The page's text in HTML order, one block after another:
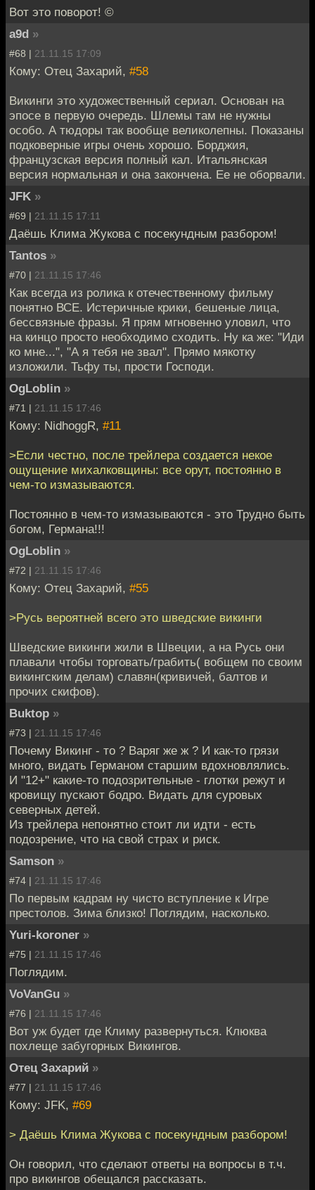
Вот это поворот! ©
a9d »
#68 | 21.11.15 17:09
Кому: Отец Захарий, #58
Викинги это художественный сериал. Основан на
эпосе в первую очередь. Шлемы там не нужны
особо. А тюдоры так вообще великолепны. Показаны
подковерные игры очень хорошо. Борджия,
французская версия полный кал. Итальянская
версия нормальная и она закончена. Ее не оборвали.
JFK »
#69 | 21.11.15 17:11
Даёшь Клима Жукова с посекундным разбором!
Tantos »
#70 | 21.11.15 17:46
Как всегда из ролика к отечественному фильму
понятно ВСЕ. Истеричные крики, бешеные лица,
бессвязные фразы. Я прям мгновенно уловил, что
на кинцо просто необходимо сходить. Ну ка же: "Иди
ко мне...", "А я тебя не звал". Прямо мякотку
изложили. Тьфу ты, прости Господи.
OgLoblin »
#71 | 21.11.15 17:46
Кому: NidhoggR, #11
>Если честно, после трейлера создается некое
ощущение михалковщины: все орут, постоянно в
чем-то измазываются.
Постоянно в чем-то измазываются - это Трудно быть
богом, Германа!!!
OgLoblin »
#72 | 21.11.15 17:46
Кому: Отец Захарий, #55
>Русь вероятней всего это шведские викинги
Шведские викинги жили в Швеции, а на Русь они
плавали чтобы торговать/грабить( вобщем по своим
викингским делам) славян(кривичей, балтов и
прочих скифов).
Buktop »
#73 | 21.11.15 17:46
Почему Викинг - то ? Варяг же ж ? И как-то грязи
много, видать Германом старшим вдохновлялись.
И "12+" какие-то подозрительные - глотки режут и
кровищу пускают бодро. Видать для суровых
северных детей.
Из трейлера непонятно стоит ли идти - есть
подозрение, что на свой страх и риск.
Samson »
#74 | 21.11.15 17:46
По первым кадрам ну чисто вступление к Игре
престолов. Зима близко! Поглядим, насколько.
Yuri-koroner »
#75 | 21.11.15 17:46
Поглядим.
VoVanGu »
#76 | 21.11.15 17:46
Вот уж будет где Климу развернуться. Клюква
похлеще забугорных Викингов.
Отец Захарий »
#77 | 21.11.15 17:46
Кому: JFK, #69
> Даёшь Клима Жукова с посекундным разбором!
Он говорил, что сделают ответы на вопросы в т.ч.
про викингов обещался рассказать.